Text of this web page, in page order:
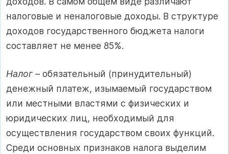
налоговые и неналоговые доходы. В структуре
доходов государственного бюджета налоги
составляет не менее 85%.
Налог – обязательный (принудительный)
денежный платеж, изымаемый государством
или местными властями с физических и
юридических лиц, необходимый для
осуществления государством своих функций.
Среди основных признаков налога выделим